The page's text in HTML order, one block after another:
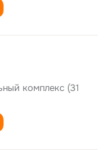
комплекс (31